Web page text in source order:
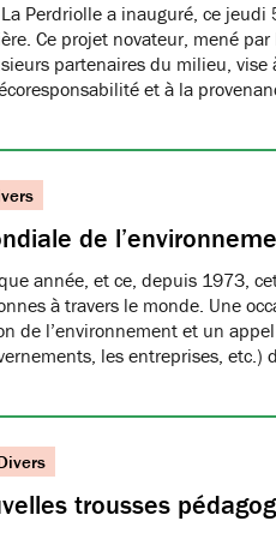
Perdriolle a inauguré, ce
Ce projet novateur, mené
partenaires du milieu, vise
et à la
de
année, et ce, depuis 1973,
à travers le monde. Une
de l’environnement et un
les entreprises, etc.)
trousses